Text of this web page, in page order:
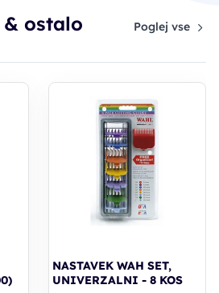
ostalo Poglej vse
NASTAVEK WAH SET,
UNIVERZALNI - 8 KOS